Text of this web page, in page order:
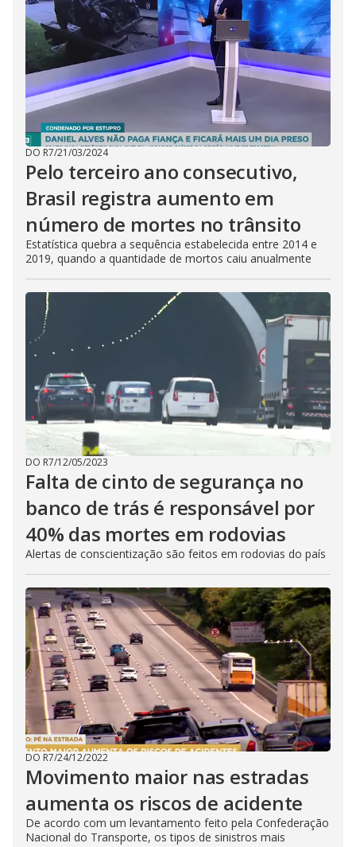
DO R7/21/03/2024
Pelo terceiro ano consecutivo,
Brasil registra aumento em
número de mortes no trânsito
Estatística quebra a sequência estabelecida entre 2014 e
2019, quando a quantidade de mortos caiu anualmente
DO R7/12/05/2023
Falta de cinto de segurança no
banco de trás é responsável por
40% das mortes em rodovias
Alertas de conscientização são feitos em rodovias do país
DO R7/24/12/2022
Movimento maior nas estradas
aumenta os riscos de acidente
De acordo com um levantamento feito pela Confederação
Nacional do Transporte, os tipos de sinistros mais